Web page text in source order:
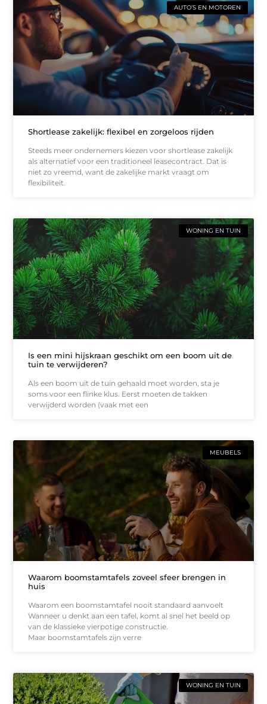
AUTO’S EN MOTOREN
Shortlease zakelijk: flexibel en zorgeloos rijden
Steeds meer ondernemers kiezen voor shortlease zakelijk
als alternatief voor een traditioneel leasecontract. Dat is
niet zo vreemd, want de zakelijke markt vraagt om
flexibiliteit.
WONING EN TUIN
Is een mini hijskraan geschikt om een boom uit de
tuin te verwijderen?
Als een boom uit de tuin gehaald moet worden, sta je
soms voor een flinke klus. Eerst moeten de takken
verwijderd worden (vaak met een
MEUBELS
Waarom boomstamtafels zoveel sfeer brengen in
huis
Waarom een boomstamtafel nooit standaard aanvoelt
Wanneer u denkt aan een tafel, komt al snel het beeld op
van de klassieke vierpotige constructie.
Maar boomstamtafels zijn verre
WONING EN TUIN